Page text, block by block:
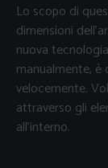
Lo scopo di
dimensioni
nuova
manualmente,
velocemente.
attraverso gli
all'interno.